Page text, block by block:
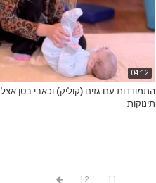
04:12
התמודדות עם גזים (קוליק) וכאבי בטן אצל
תינוקות
...
11
12